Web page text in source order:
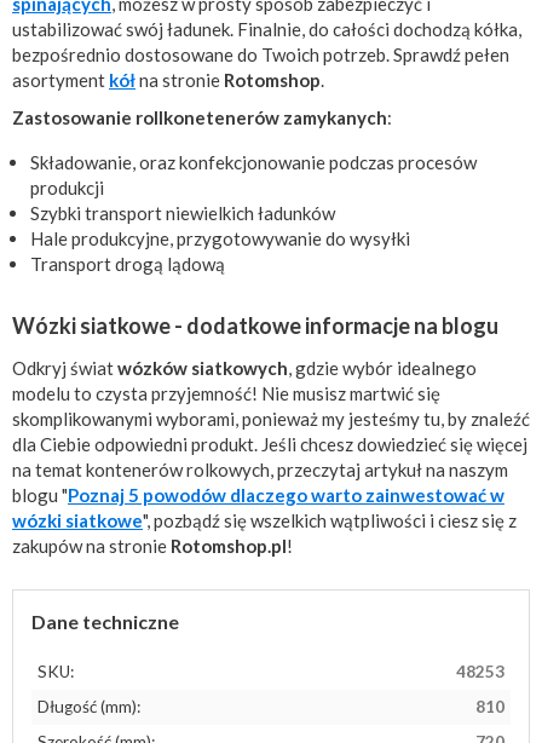
ustabilizować swój ładunek. Finalnie, do całości dochodzą kółka,
bezpośrednio dostosowane do Twoich potrzeb. Sprawdź pełen
asortyment kółna stronie Rotomshop.
Zastosowanie rollkonetenerów zamykanych:
Składowanie, oraz konfekcjonowanie podczas procesów
produkcji
Szybki transport niewielkich ładunków
Hale produkcyjne, przygotowywanie do wysyłki
Transport drogą lądową
Wózki siatkowe - dodatkowe informacje na blogu
Odkryj światwózków siatkowych, gdzie wybór idealnego
modelu to czysta przyjemność! Nie musisz martwić się
skomplikowanymi wyborami, ponieważ my jesteśmy tu, by znaleźć
dla Ciebie odpowiedni produkt. Jeśli chcesz dowiedzieć się więcej
na temat kontenerów rolkowych, przeczytaj artykuł na naszym
blogu "Poznaj 5 powodów dlaczego warto zainwestować w
wózki siatkowe", pozbądź się wszelkich wątpliwości i ciesz się z
zakupów na stronie Rotomshop.pl!
Dane techniczne
SKU:
48253
Długość (mm):
810